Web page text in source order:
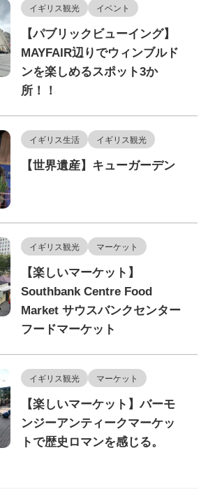
イギリス観光 イベント
【パブリックビューイング】
MAYFAIR辺りでウィンブルド
ンを楽しめるスポット3か
所！！
イギリス生活 イギリス観光
【世界遺産】キューガーデン
イギリス観光 マーケット
【楽しいマーケット】
Southbank Centre Food
Market サウスバンクセンター
フードマーケット
イギリス観光 マーケット
【楽しいマーケット】バーモ
ンジーアンティークマーケッ
トで歴史ロマンを感じる。